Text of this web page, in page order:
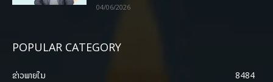
04/06/2026
POPULAR CATEGORY
ຂ່າວພາຍ​ໃນ
8484